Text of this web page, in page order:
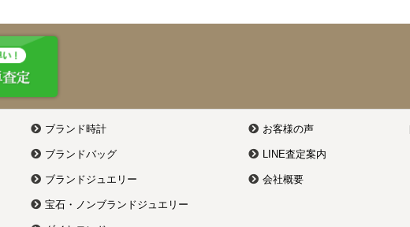
ブランド時計
ブランドバッグ
ブランドジュエリー
宝石・ノンブランドジュエリー
お客様の声
LINE査定案内
会社概要